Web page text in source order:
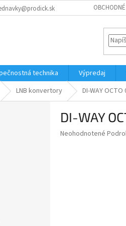
technika Výpredaj
LNB konvertory DI-WAY OCTO
DI-WAY
Priemerné
Neohodnotené